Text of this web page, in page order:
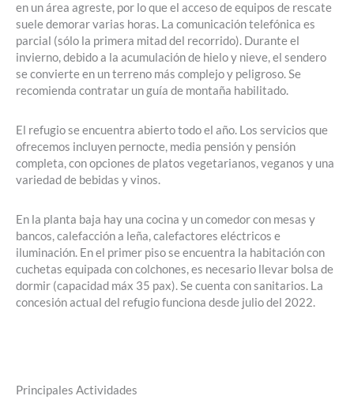
en un área agreste, por lo que el acceso de equipos de rescate
suele demorar varias horas. La comunicación telefónica es
parcial (sólo la primera mitad del recorrido). Durante el
invierno, debido a la acumulación de hielo y nieve, el sendero
se convierte en un terreno más complejo y peligroso. Se
recomienda contratar un guía de montaña habilitado.
El refugio se encuentra abierto todo el año. Los servicios que
ofrecemos incluyen pernocte, media pensión y pensión
completa, con opciones de platos vegetarianos, veganos y una
variedad de bebidas y vinos.
En la planta baja hay una cocina y un comedor con mesas y
bancos, calefacción a leña, calefactores eléctricos e
iluminación. En el primer piso se encuentra la habitación con
cuchetas equipada con colchones, es necesario llevar bolsa de
dormir (capacidad máx 35 pax). Se cuenta con sanitarios. La
concesión actual del refugio funciona desde julio del 2022.
Principales Actividades